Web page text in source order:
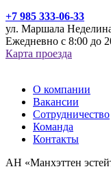
+7 985 333-06-33
ул. Маршала
Ежедневно с 8:00 до
Карта проезда
О компании
Вакансии
Сотрудничество
Команда
Контакты
АН «Манхэттен